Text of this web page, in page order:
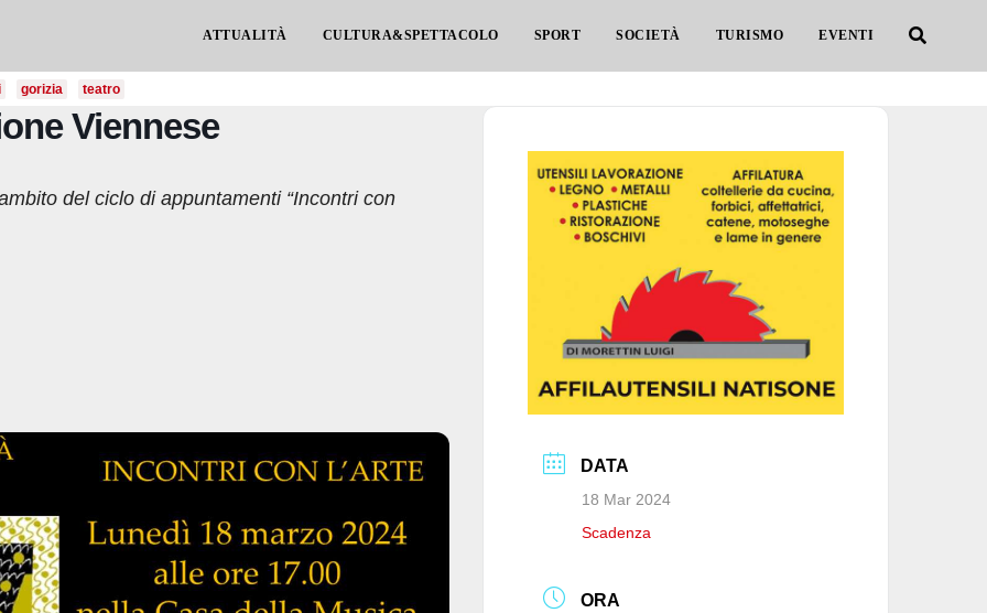
ATTUALITÀ CULTURA&SPETTACOLO SPORT SOCIETÀ TURISMO EVENTI
gorizia teatro
Viennese
del ciclo di appuntamenti “Incontri con
DATA
18 Mar 2024
Scadenza
ORA